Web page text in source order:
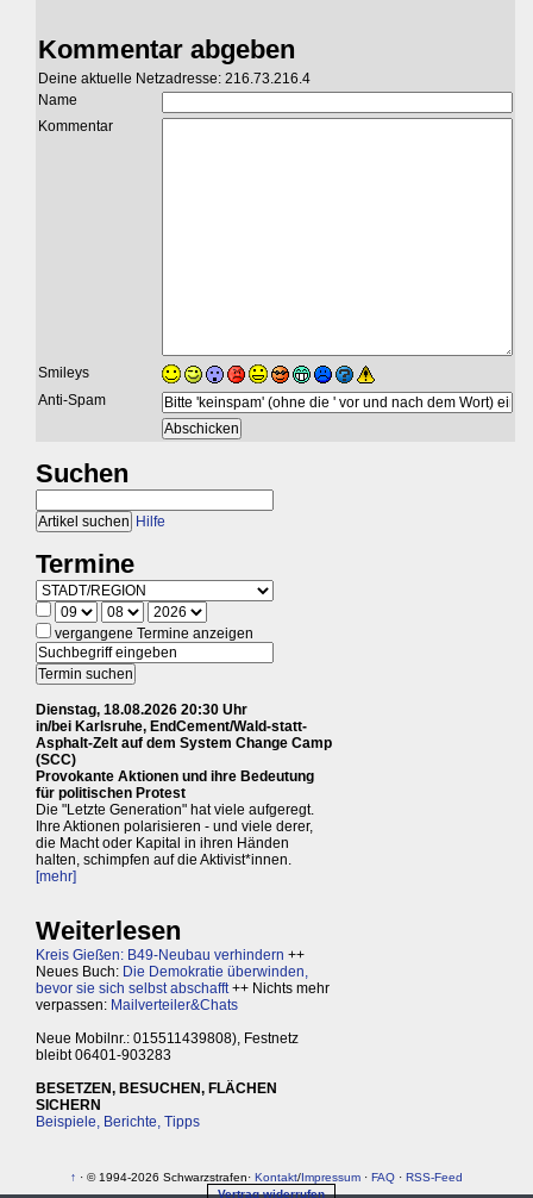
Kommentar abgeben
Deine aktuelle Netzadresse: 216.73.216.4
Name
Kommentar
Smileys
Anti-Spam
Suchen
Hilfe
Termine
vergangene Termine anzeigen
Dienstag, 18.08.2026 20:30 Uhr
in/bei Karlsruhe, EndCement/Wald-statt-
Asphalt-Zelt auf dem System Change Camp
(SCC)
Provokante Aktionen und ihre Bedeutung
für politischen Protest
Die "Letzte Generation" hat viele aufgeregt.
Ihre Aktionen polarisieren - und viele derer,
die Macht oder Kapital in ihren Händen
halten, schimpfen auf die Aktivist*innen.
[mehr]
Weiterlesen
Kreis Gießen: B49-Neubau verhindern ++
Neues Buch: Die Demokratie überwinden,
bevor sie sich selbst abschafft++ Nichts mehr
verpassen: Mailverteiler&Chats
Neue Mobilnr.: 015511439808), Festnetz
bleibt 06401-903283
BESETZEN, BESUCHEN, FLÄCHEN
SICHERN
Beispiele, Berichte, Tipps
↑ · © 1994-2026 Schwarzstrafen· Kontakt/Impressum · FAQ · RSS-Feed
Vertrag widerrufen